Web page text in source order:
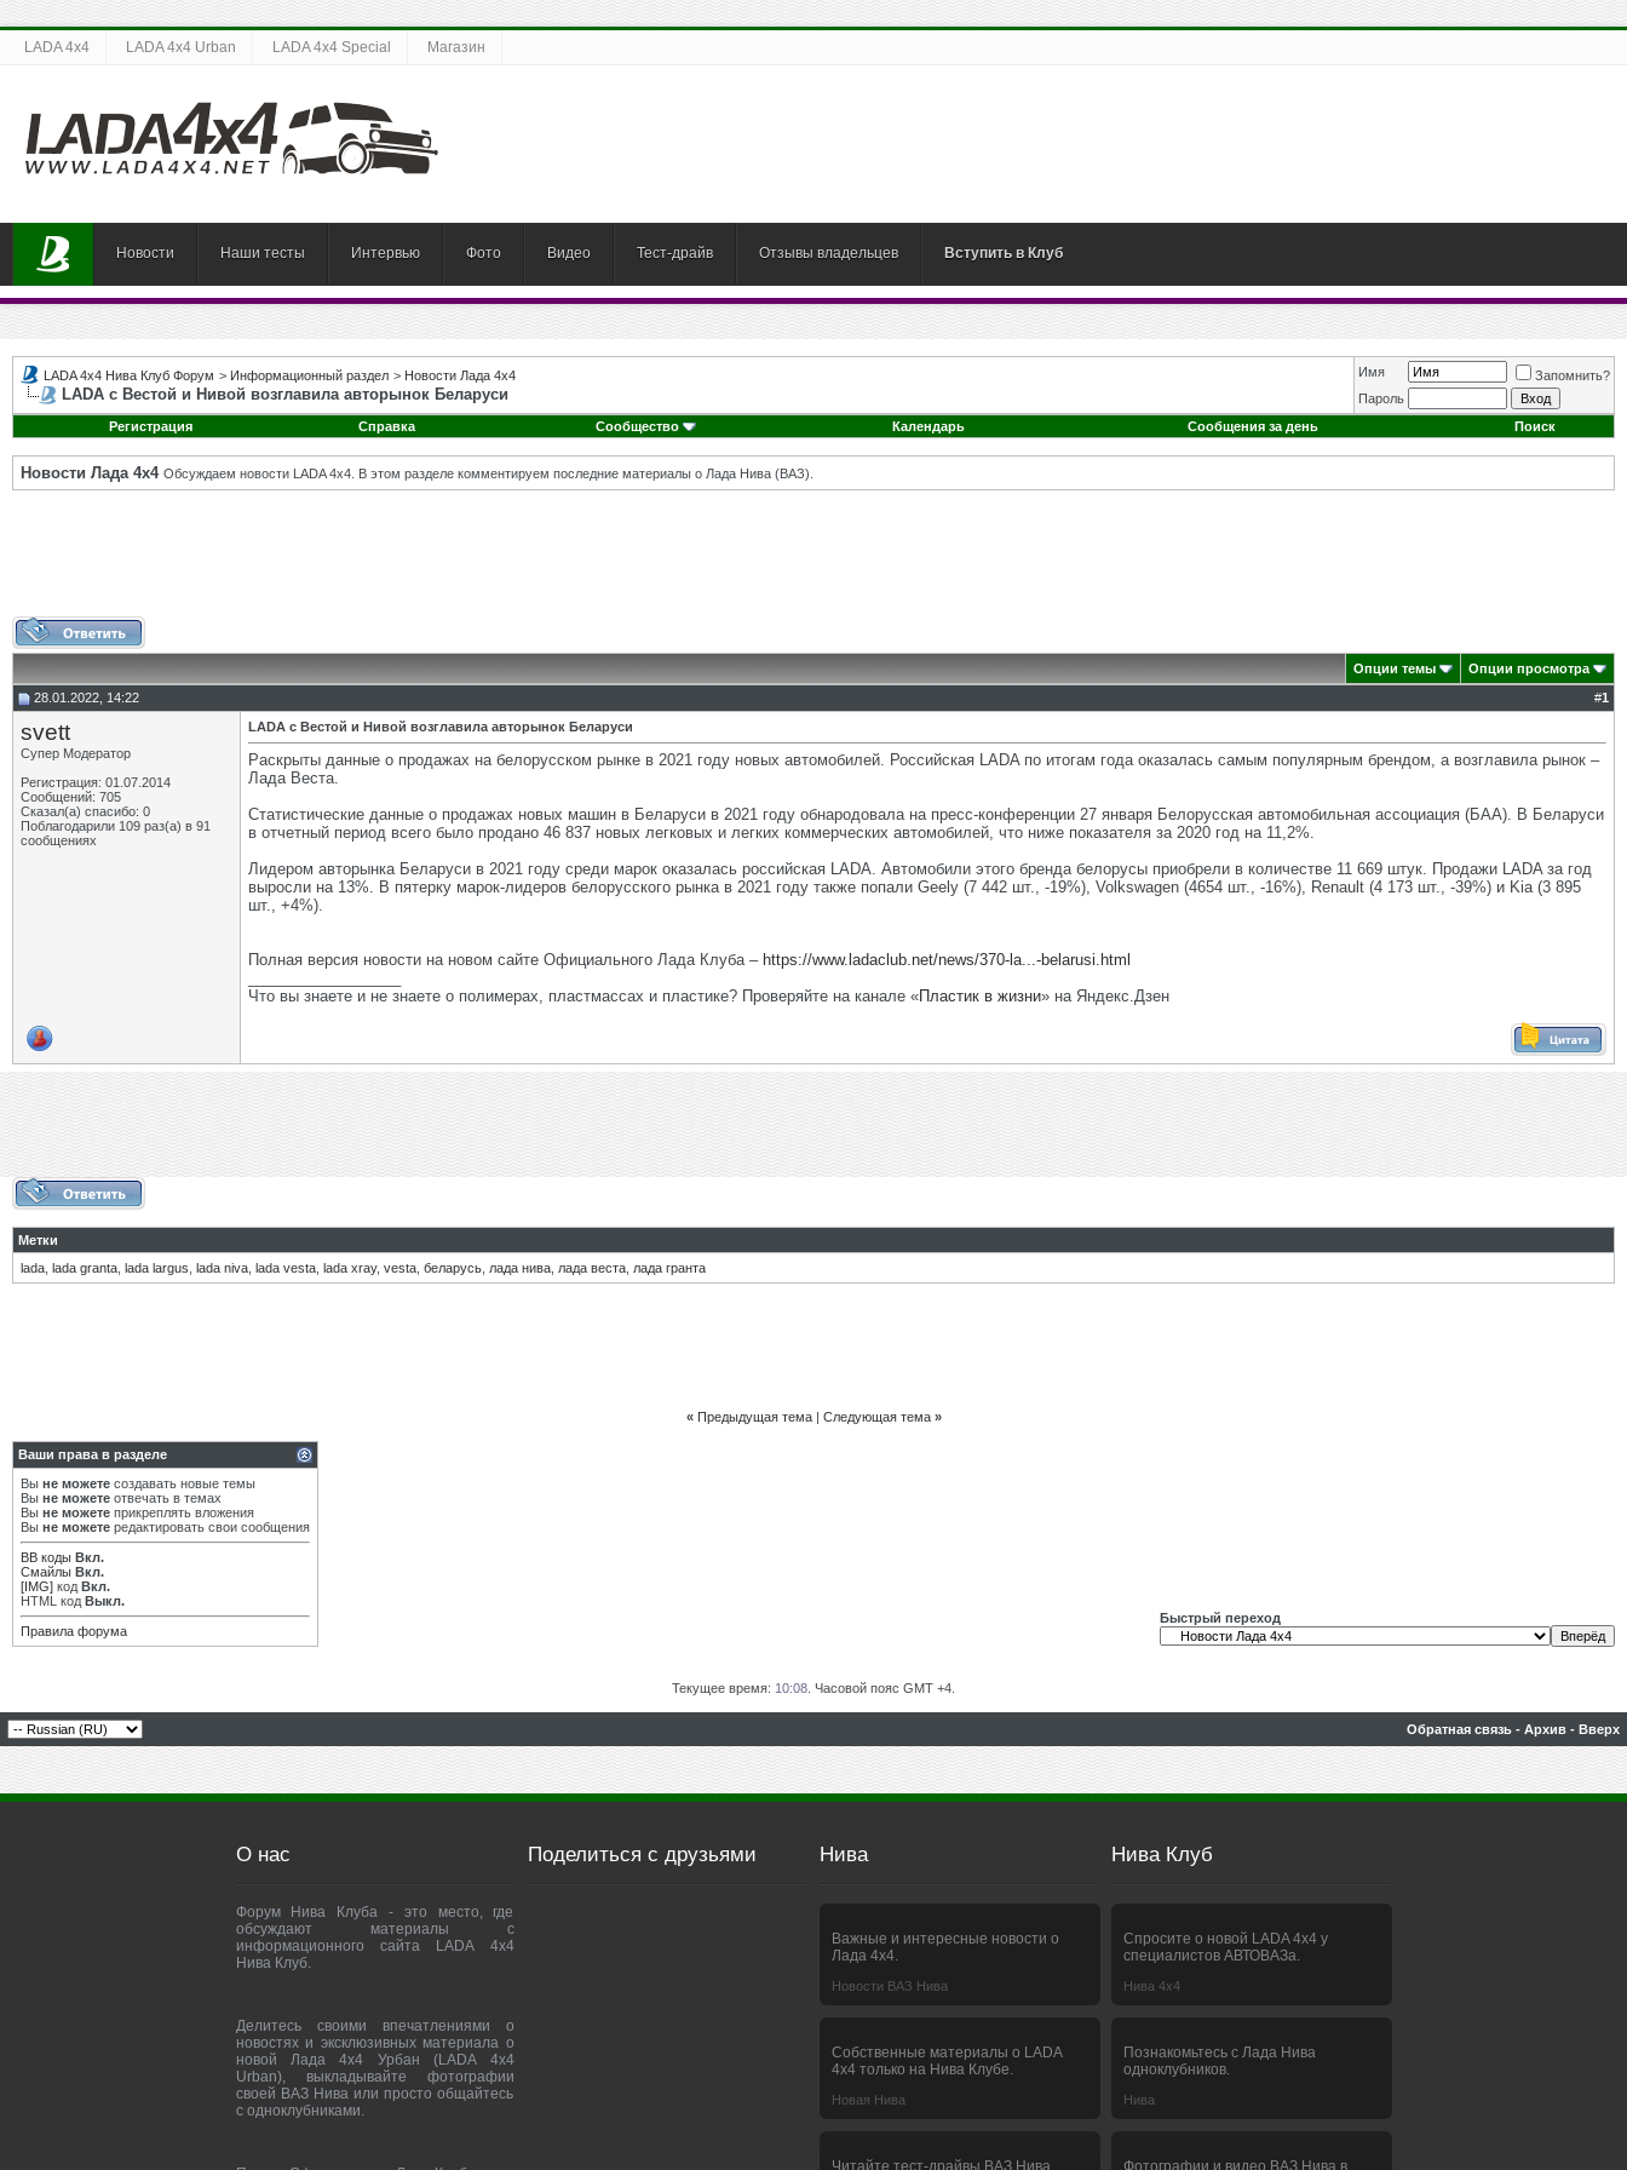
LADA 4x4 LADA 4x4 Urban LADA 4x4 Special Магазин
Новости Наши тесты Интервью Фото Видео Тест-драйв Отзывы владельцев Вступить в Клуб
LADA 4x4 Нива Клуб Форум > Информационный раздел > Новости Лада 4х4
LADA с Вестой и Нивой возглавила авторынок Беларуси
Имя
Запомнить?
Пароль
Регистрация
Справка Сообщество Календарь Сообщения за день Поиск
Новости Лада 4х4 Обсуждаем новости LADA 4x4. В этом разделе комментируем последние материалы о Лада Нива (ВАЗ).
Опции темы
Опции просмотра
28.01.2022, 14:22
#1
svett
Супер Модератор
Регистрация: 01.07.2014
Сообщений: 705
Сказал(а) спасибо: 0
Поблагодарили 109 раз(а) в 91
сообщениях
LADA с Вестой и Нивой возглавила авторынок Беларуси
Раскрыты данные о продажах на белорусском рынке в 2021 году новых автомобилей. Российская LADA по итогам года оказалась самым популярным брендом, а возглавила рынок –
Лада Веста.
Статистические данные о продажах новых машин в Беларуси в 2021 году обнародовала на пресс-конференции 27 января Белорусская автомобильная ассоциация (БАА). В Беларуси
в отчетный период всего было продано 46 837 новых легковых и легких коммерческих автомобилей, что ниже показателя за 2020 год на 11,2%.
Лидером авторынка Беларуси в 2021 году среди марок оказалась российская LADA. Автомобили этого бренда белорусы приобрели в количестве 11 669 штук. Продажи LADA за год
выросли на 13%. В пятерку марок-лидеров белорусского рынка в 2021 году также попали Geely (7 442 шт., -19%), Volkswagen (4654 шт., -16%), Renault (4 173 шт., -39%) и Kia (3 895
шт., +4%).
Полная версия новости на новом сайте Официального Лада Клуба – https://www.ladaclub.net/news/370-la...-belarusi.html
Что вы знаете и не знаете о полимерах, пластмассах и пластике? Проверяйте на канале «Пластик в жизни» на Яндекс.Дзен
Метки
lada lada granta lada largus lada niva lada vesta lada xray, vesta беларусь лада нива лада веста лада гранта
« Предыдущая тема| Следующая тема »
Ваши права в разделе
Вы не можете создавать новые темы
Вы не можете отвечать в темах
Вы не можете прикреплять вложения
Вы не можете редактировать свои сообщения
BB коды Вкл.
Смайлы Вкл.
[IMG] код Вкл.
HTML код Выкл.
Правила форума
Быстрый переход
Текущее время: 10:08 . Часовой пояс GMT +4.
Обратная связь - Архив - Вверх
О нас
Форум Нива Клуба - это место, где
обсуждают материалы с
информационного сайта LADA 4x4
Нива Клуб.
Делитесь своими впечатлениями о
новостях и эксклюзивных материала о
новой Лада 4х4 Урбан (LADA 4x4
Urban), выкладывайте фотографии
своей ВАЗ Нива или просто общайтесь
с одноклубниками.
Поделиться с друзьями Нива
Важные и интересные новости о
Лада 4х4.
Новости ВАЗ Нива
Собственные материалы о LADA
4x4 только на Нива Клубе.
Новая Нива
Читайте тест-драйвы ВАЗ Нива
Нива Клуб
Спросите о новой LADA 4x4 у
специалистов АВТОВАЗа.
Нива 4х4
Познакомьтесь с Лада Нива
одноклубников.
Нива
Фотографии и видео ВАЗ Нива в